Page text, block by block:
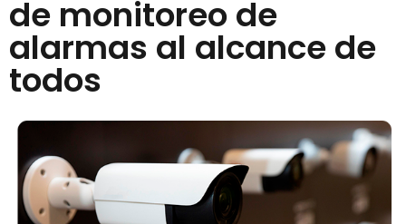
de monitoreo de
alarmas al alcance de
todos